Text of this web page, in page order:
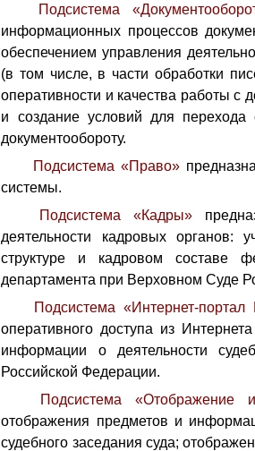
Подсистема
информационных процессов
обеспечением управления
(в том числе, в части обработки
оперативности и качества работы с
и создание условий для перехода
документообороту.
Подсистема «Право»
системы.
Подсистема «Кадры»
деятельности кадровых органов:
структуре и кадровом составе
департамента при Верховном Суде
Подсистема «Интернет-
оперативного доступа из
информации о деятельности
Российской Федерации.
Подсистема «Отображение
отображения предметов и
судебного заседания суда;